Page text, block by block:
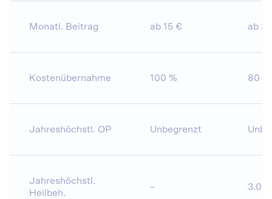
Monatl. Beitrag ab 15 € ab
Kostenübernahme 100 % 80 %
Jahreshöchstl. OP Unbegrenzt
Jahreshöchstl.
Heilbeh.
–